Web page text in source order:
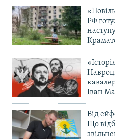
РФ
Іван
Від
Що